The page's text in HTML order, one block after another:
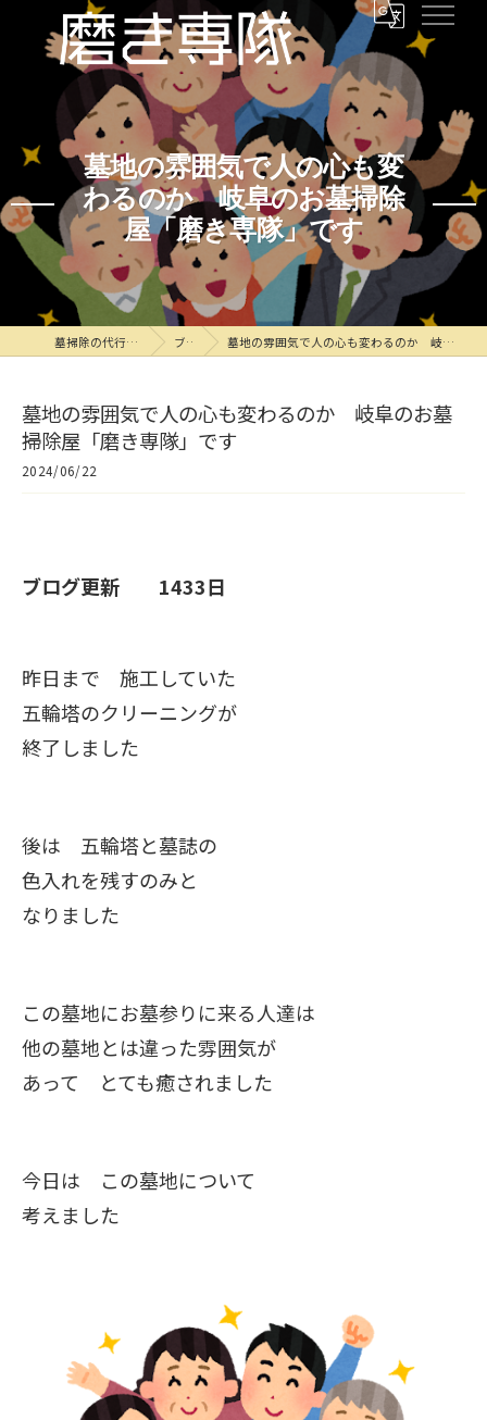
墓地の雰囲気で人の心も変
わるのか 岐阜のお墓掃除
屋「磨き専隊」です
墓掃除の代行なら磨き専隊 ブログ 墓地の雰囲気で人の心も変わるのか 岐阜のお墓掃除屋「磨き専隊」です
墓地の雰囲気で人の心も変わるのか 岐阜のお墓
掃除屋「磨き専隊」です
2024/06/22
ブログ更新 1433日
昨日まで 施工していた
五輪塔のクリーニングが
終了しました
後は 五輪塔と墓誌の
色入れを残すのみと
なりました
この墓地にお墓参りに来る人達は
他の墓地とは違った雰囲気が
あって とても癒されました
今日は この墓地について
考えました